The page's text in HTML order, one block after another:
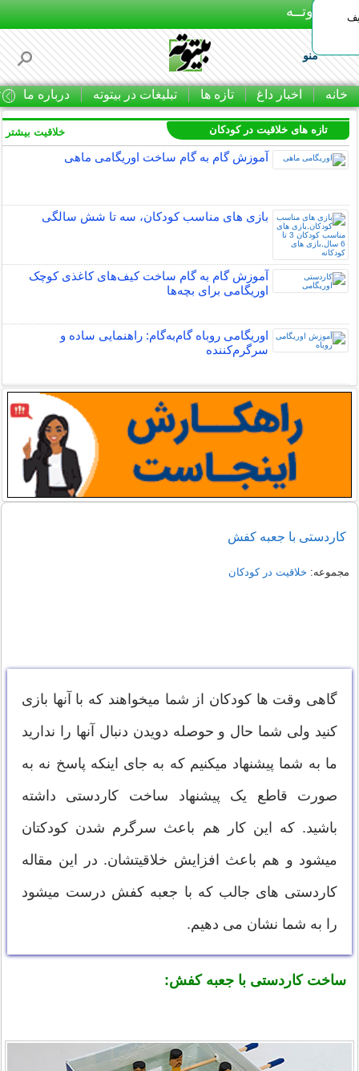
بـیتوتــه
منو
خانه اخبار داغ تازه ها تبلیغات در بیتوته درباره ما
تازه های خلاقیت در کودکان
آموزش گام به گام ساخت اوریگامی ماهی
بازی های مناسب کودکان، سه تا شش سالگی
آموزش گام به گام ساخت کیف‌های کاغذی کوچک
اوریگامی برای بچه‌ها
اوریگامی روباه گام‌به‌گام: راهنمایی ساده و
سرگرم‌کننده
خلاقیت بیشتر
کاردستی با جعبه کفش
مجموعه: خلاقیت در کودکان
گاهی وقت ها کودکان از شما میخواهند که با آنها بازی
کنید ولی شما حال و حوصله دویدن دنبال آنها را ندارید
ما به شما پیشنهاد میکنیم که به جای اینکه پاسخ نه به
صورت قاطع یک پیشنهاد ساخت کاردستی داشته
باشید. که این کار هم باعث سرگرم شدن کودکتان
میشود و هم باعث افزایش خلاقیتشان. در این مقاله
کاردستی های جالب که با جعبه کفش درست میشود
را به شما نشان می دهیم.
ساخت کاردستی با جعبه کفش: